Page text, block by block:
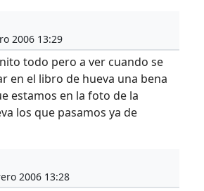
2006 13:29
todo pero a ver cuando se
en el libro de hueva una bena
estamos en la foto de la
los que pasamos ya de
2006 13:28